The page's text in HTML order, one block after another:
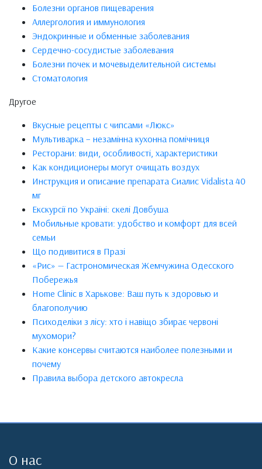
Болезни органов пищеварения
Аллергология и иммунология
Эндокринные и обменные заболевания
Сердечно-сосудистые заболевания
Болезни почек и мочевыделительной системы
Стоматология
Другое
Вкусные рецепты с чипсами «Люкс»
Мультиварка – незамінна кухонна помічниця
Ресторани: види, особливості, характеристики
Как кондиционеры могут очищать воздух
Инструкция и описание препарата Сиалис Vidalista 40
мг
Екскурсії по Україні: скелі Довбуша
Мобильные кровати: удобство и комфорт для всей
семьи
Що подивитися в Празі
«Рис» — Гастрономическая Жемчужина Одесского
Побережья
Home Clinic в Харькове: Ваш путь к здоровью и
благополучию
Психоделіки з лісу: хто і навіщо збирає червоні
мухомори?
Какие консервы считаются наиболее полезными и
почему
Правила выбора детского автокресла
О нас